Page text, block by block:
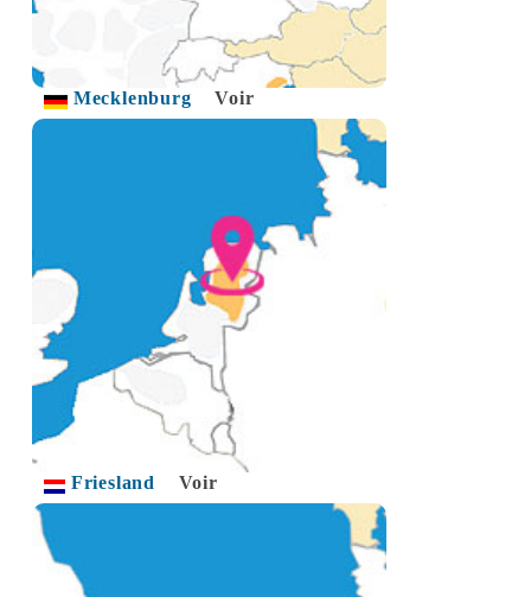
Mecklenburg Voir
Friesland Voir